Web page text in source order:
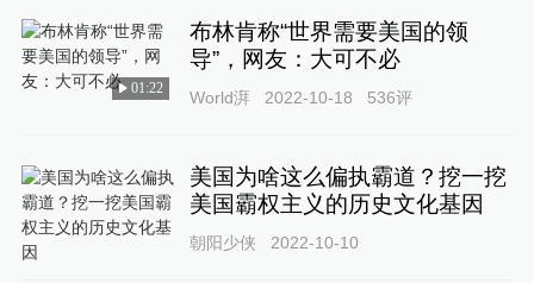
01:22
布林肯称“世界需要美国的领
导”，网友：大可不必
World湃 2022-10-18 536评
美国为啥这么偏执霸道？挖一挖
美国霸权主义的历史文化基因
朝阳少侠 2022-10-10